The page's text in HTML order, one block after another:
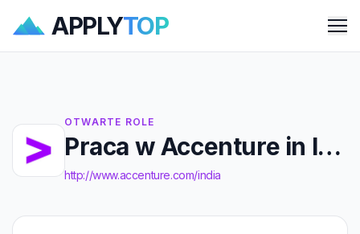
APPLYTOP
OTWARTE ROLE
Praca w Accenture in India
http://www.accenture.com/india